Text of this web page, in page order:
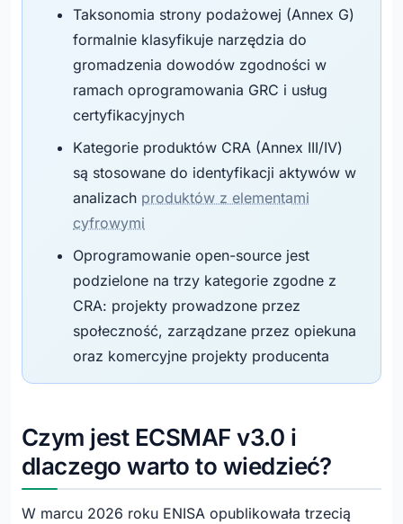
Taksonomia strony podażowej (Annex G)
formalnie klasyfikuje narzędzia do
gromadzenia dowodów zgodności w
ramach oprogramowania GRC i usług
certyfikacyjnych
Kategorie produktów CRA (Annex III/IV)
są stosowane do identyfikacji aktywów w
analizach produktów z elementami
cyfrowymi
Oprogramowanie open-source jest
podzielone na trzy kategorie zgodne z
CRA: projekty prowadzone przez
społeczność, zarządzane przez opiekuna
oraz komercyjne projekty producenta
Czym jest ECSMAF v3.0 i
dlaczego warto to wiedzieć?
W marcu 2026 roku ENISA opublikowała trzecią